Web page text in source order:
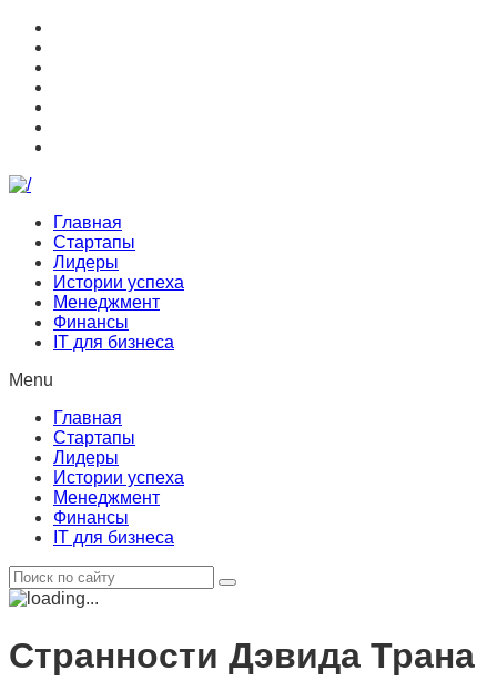
Главная
Стартапы
Лидеры
Истории успеха
Менеджмент
Финансы
IT для бизнеса
Menu
Главная
Стартапы
Лидеры
Истории успеха
Менеджмент
Финансы
IT для бизнеса
Странности Дэвида Трана